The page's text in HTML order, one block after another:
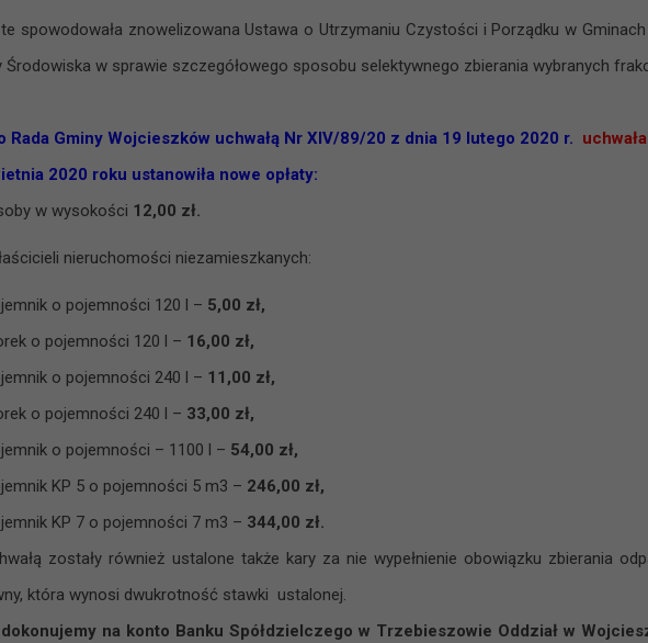
spowodowała znowelizowana Ustawa o Utrzymaniu Czystości i Porządku w
Środowiska w sprawie szczegółowego sposobu selektywnego zbierania wybranych
Rada Gminy Wojcieszków uchwałą Nr XIV/89/20 z dnia 19 lutego 2020 r.
2020 roku ustanowiła nowe opłaty:
w wysokości 12,00 zł.
nieruchomości niezamieszkanych:
o pojemności 120 l – 5,00 zł,
o pojemności 120 l – 16,00 zł,
o pojemności 240 l – 11,00 zł,
o pojemności 240 l – 33,00 zł,
o pojemności – 1100 l – 54,00 zł,
KP 5 o pojemności 5 m3 – 246,00 zł,
KP 7 o pojemności 7 m3 – 344,00 zł.
zostały również ustalone także kary za nie wypełnienie obowiązku zbierania
która wynosi dwukrotność stawki ustalonej.
dokonujemy na konto Banku Spółdzielczego w Trzebieszowie Oddział w